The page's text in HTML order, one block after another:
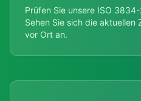
Prüfen Sie unsere ISO
Sehen Sie sich die
vor Ort an.